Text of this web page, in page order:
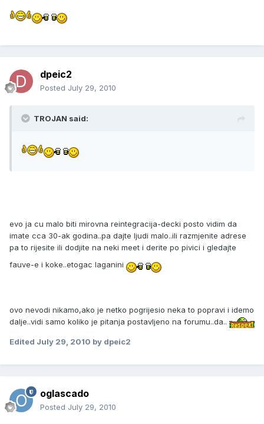
dpeic2
Posted July 29, 2010
TROJAN said:
evo ja cu malo biti mirovna reintegracija-decki posto vidim da
imate cca 30-ak godina..pa dajte ljudi malo..ili razmjenite adrese
pa to rijesite ili dodjite na neki meet i derite po pivici i gledajte
fauve-e i koke..etogac laganini
ovo nevodi nikamo,ako je netko pogrijesio neka to popravi i idemo
dalje..vidi samo koliko je pitanja postavljeno na forumu..da..
Edited July 29, 2010 by dpeic2
oglascado
Posted July 29, 2010